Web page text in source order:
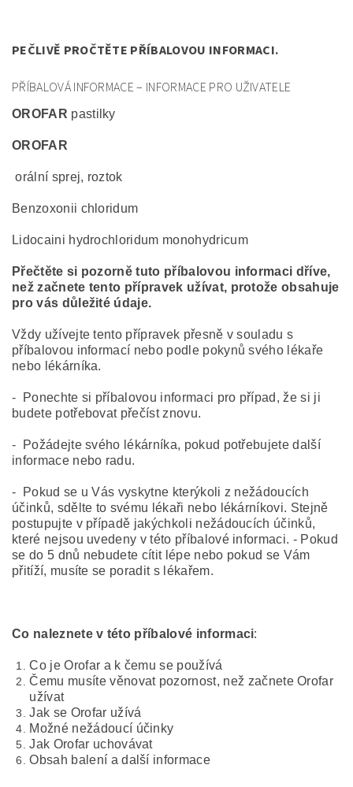
PEČLIVĚ PROČTĚTE PŘÍBALOVOU INFORMACI.
PŘÍBALOVÁ INFORMACE – INFORMACE PRO UŽIVATELE
OROFAR pastilky
OROFAR
orální sprej, roztok
Benzoxonii chloridum
Lidocaini hydrochloridum monohydricum
Přečtěte si pozorně tuto příbalovou informaci dříve,
než začnete tento přípravek užívat, protože obsahuje
pro vás důležité údaje.
Vždy užívejte tento přípravek přesně v souladu s
příbalovou informací nebo podle pokynů svého lékaře
nebo lékárníka.
- Ponechte si příbalovou informaci pro případ, že si ji
budete potřebovat přečíst znovu.
- Požádejte svého lékárníka, pokud potřebujete další
informace nebo radu.
- Pokud se u Vás vyskytne kterýkoli z nežádoucích
účinků, sdělte to svému lékaři nebo lékárníkovi. Stejně
postupujte v případě jakýchkoli nežádoucích účinků,
které nejsou uvedeny v této příbalové informaci. - Pokud
se do 5 dnů nebudete cítit lépe nebo pokud se Vám
přitíží, musíte se poradit s lékařem.
Co naleznete v této příbalové informaci:
Co je Orofar a k čemu se používá
Čemu musíte věnovat pozornost, než začnete Orofar
užívat
Jak se Orofar užívá
Možné nežádoucí účinky
Jak Orofar uchovávat
Obsah balení a další informace